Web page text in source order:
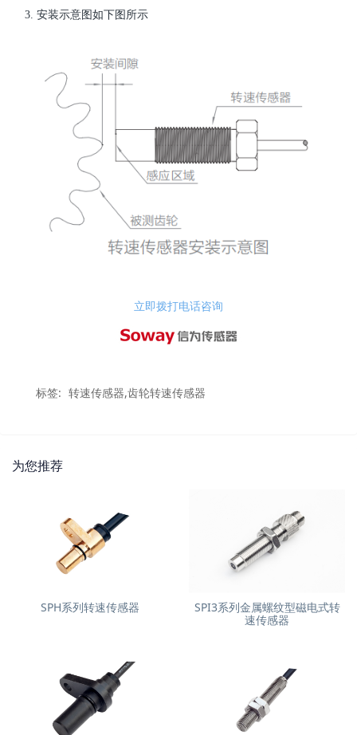
3. 安装示意图如下图所示
立即拨打电话咨询
标签: 转速传感器,齿轮转速传感器
为您推荐
SPH系列转速传感器
SPI3系列金属螺纹型磁电式转
速传感器